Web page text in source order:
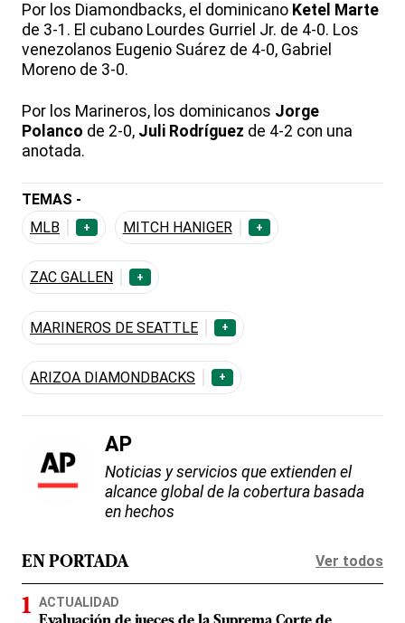
Por los Diamondbacks, el dominicano Ketel Marte
de 3-1. El cubano Lourdes Gurriel Jr. de 4-0. Los
venezolanos Eugenio Suárez de 4-0, Gabriel
Moreno de 3-0.
Por los Marineros, los dominicanos Jorge
Polanco de 2-0, Juli Rodríguez de 4-2 con una
anotada.
TEMAS -
MLB
+ MITCH HANIGER +
ZAC GALLEN +
MARINEROS DE SEATTLE +
ARIZOA DIAMONDBACKS +
AP
Noticias y servicios que extienden el
alcance global de la cobertura basada
en hechos
EN PORTADA Ver todos
ACTUALIDAD